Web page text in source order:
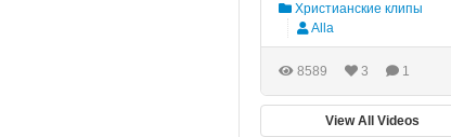
Христианские клипы
Alla
8589 3 1
View All Videos